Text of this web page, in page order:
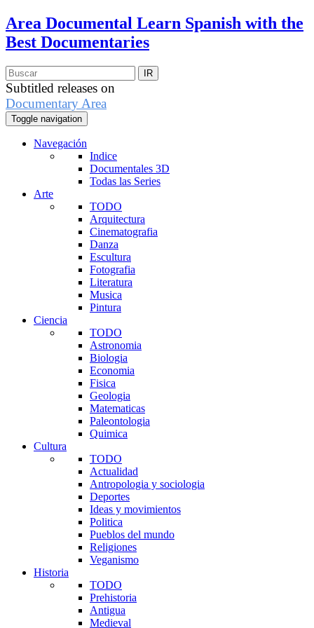
Area Documental Learn Spanish with the
Best Documentaries
Subtitled releases on
Documentary Area
Toggle navigation
Navegación
Indice
Documentales 3D
Todas las Series
Arte
TODO
Arquitectura
Cinematografia
Danza
Escultura
Fotografia
Literatura
Musica
Pintura
Ciencia
TODO
Astronomia
Biologia
Economia
Fisica
Geologia
Matematicas
Paleontologia
Quimica
Cultura
TODO
Actualidad
Antropologia y sociologia
Deportes
Ideas y movimientos
Politica
Pueblos del mundo
Religiones
Veganismo
Historia
TODO
Prehistoria
Antigua
Medieval